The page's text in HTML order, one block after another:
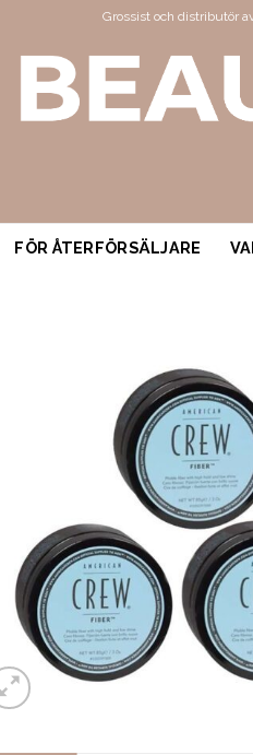
Grossist och distributör
FÖR ÅTERFÖRSÄLJARE